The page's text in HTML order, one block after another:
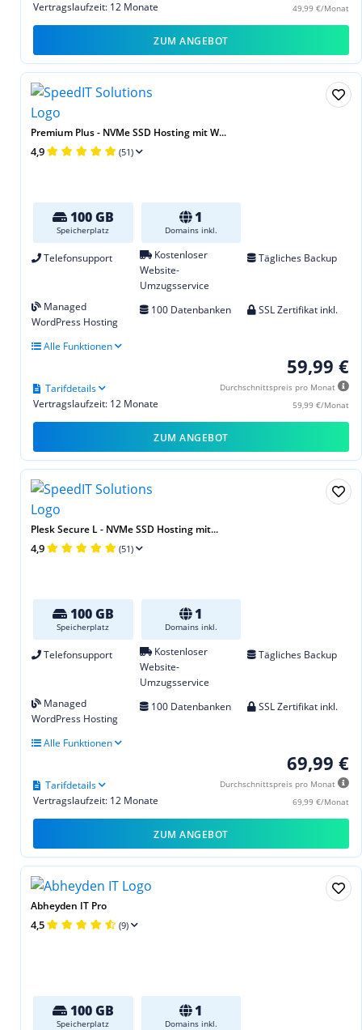
49,99 €/Monat
Vertragslaufzeit: 12 Monate
ZUM ANGEBOT
Premium Plus - NVMe SSD Hosting mit W...
4,9 (51)
100 GB
Speicherplatz
1
Domains inkl.
Telefonsupport
Kostenloser
Website-
Umzugsservice
Tägliches Backup
Managed
WordPress Hosting
100 Datenbanken SSL Zertifikat inkl.
Alle Funktionen
59,99 €
Durchschnittspreis pro Monat
59,99 €/Monat
Vertragslaufzeit: 12 Monate
Tarifdetails
ZUM ANGEBOT
Plesk Secure L - NVMe SSD Hosting mit...
4,9 (51)
100 GB
Speicherplatz
1
Domains inkl.
Telefonsupport
Kostenloser
Website-
Umzugsservice
Tägliches Backup
Managed
WordPress Hosting
100 Datenbanken SSL Zertifikat inkl.
Alle Funktionen
69,99 €
Durchschnittspreis pro Monat
69,99 €/Monat
Vertragslaufzeit: 12 Monate
Tarifdetails
ZUM ANGEBOT
Abheyden IT Pro
4,5 (9)
100 GB
Speicherplatz
1
Domains inkl.